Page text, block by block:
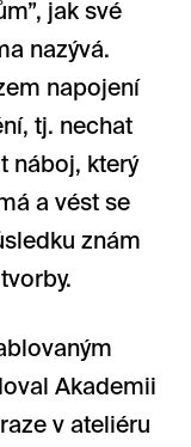
jak své
nazývá.
napojení
tj. nechat
náboj, který
a vést se
znám
Akademii
v ateliéru